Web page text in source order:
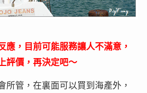
應，目前可能服務讓人不滿意，
評價，再決定吧～
所管，在裏面可以買到海產外，